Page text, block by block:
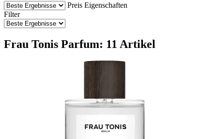
Preis Eigenschaften
Filter
Frau Tonis Parfum: 11 Artikel